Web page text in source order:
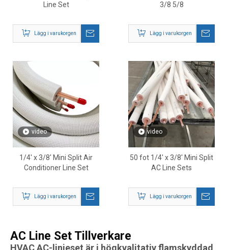
Line Set
Lägg i varukorgen
3/8 5/8
Lägg i varukorgen
video
1/4' x 3/8' Mini Split Air
Conditioner Line Set
Lägg i varukorgen
video
50 fot 1/4' x 3/8' Mini Split
AC Line Sets
Lägg i varukorgen
AC Line Set Tillverkare
HVAC AC-linjeset är i högkvalitativ flamskyddad